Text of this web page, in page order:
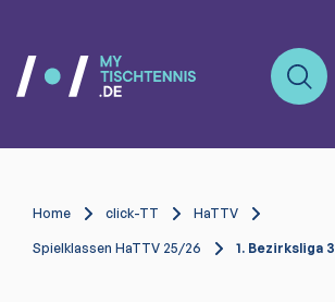
Home click-TT HaTTV
Spielklassen HaTTV 25/26 1. Bezirksliga 3